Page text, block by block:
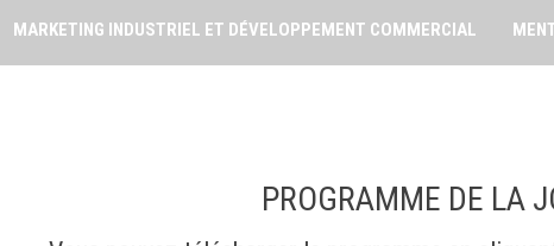
MARKETING INDUSTRIEL ET DÉVELOPPEMENT COMMERCIAL
PROGRAMME DE LA